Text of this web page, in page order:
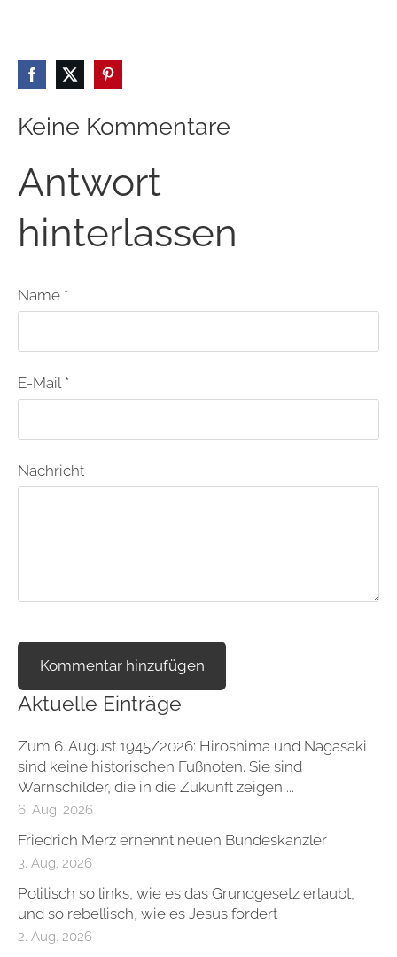
Aktuelle Einträge
Zum 6. August 1945/2026: Hiroshima und Nagasaki
sind keine historischen Fußnoten. Sie sind
Warnschilder, die in die Zukunft zeigen ...
6. Aug. 2026
Friedrich Merz ernennt neuen Bundeskanzler
3. Aug. 2026
Politisch so links, wie es das Grundgesetz erlaubt,
und so rebellisch, wie es Jesus fordert
2. Aug. 2026
Keine Kommentare
Antwort
hinterlassen
Name *
E-Mail *
Nachricht